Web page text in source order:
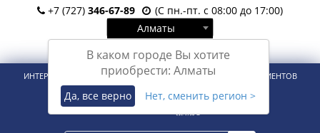
+7 (727) 346-67-89
(С пн.-пт. с 08:00 до 17:00)
Алматы
В каком городе Вы хотите
приобрести: Алматы
Да, все верно Нет, сменить регион >
Вход Регистрация
ИНТЕРНЕТ-МАГАЗИН ДЛЯ РОЗНИЧНЫХ И КОРПОРАТИВНЫХ КЛИЕНТОВ